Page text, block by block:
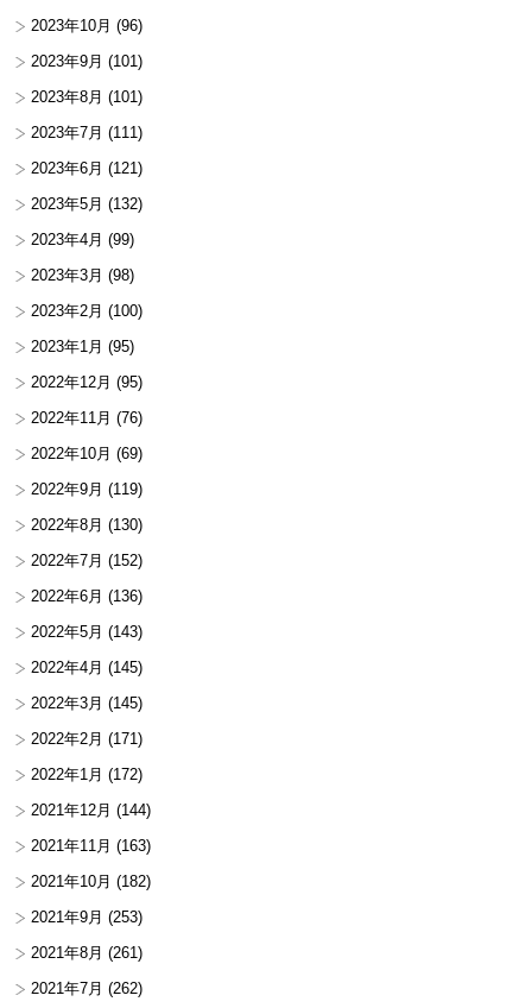
2023年10月 (96)
2023年9月 (101)
2023年8月 (101)
2023年7月 (111)
2023年6月 (121)
2023年5月 (132)
2023年4月 (99)
2023年3月 (98)
2023年2月 (100)
2023年1月 (95)
2022年12月 (95)
2022年11月 (76)
2022年10月 (69)
2022年9月 (119)
2022年8月 (130)
2022年7月 (152)
2022年6月 (136)
2022年5月 (143)
2022年4月 (145)
2022年3月 (145)
2022年2月 (171)
2022年1月 (172)
2021年12月 (144)
2021年11月 (163)
2021年10月 (182)
2021年9月 (253)
2021年8月 (261)
2021年7月 (262)